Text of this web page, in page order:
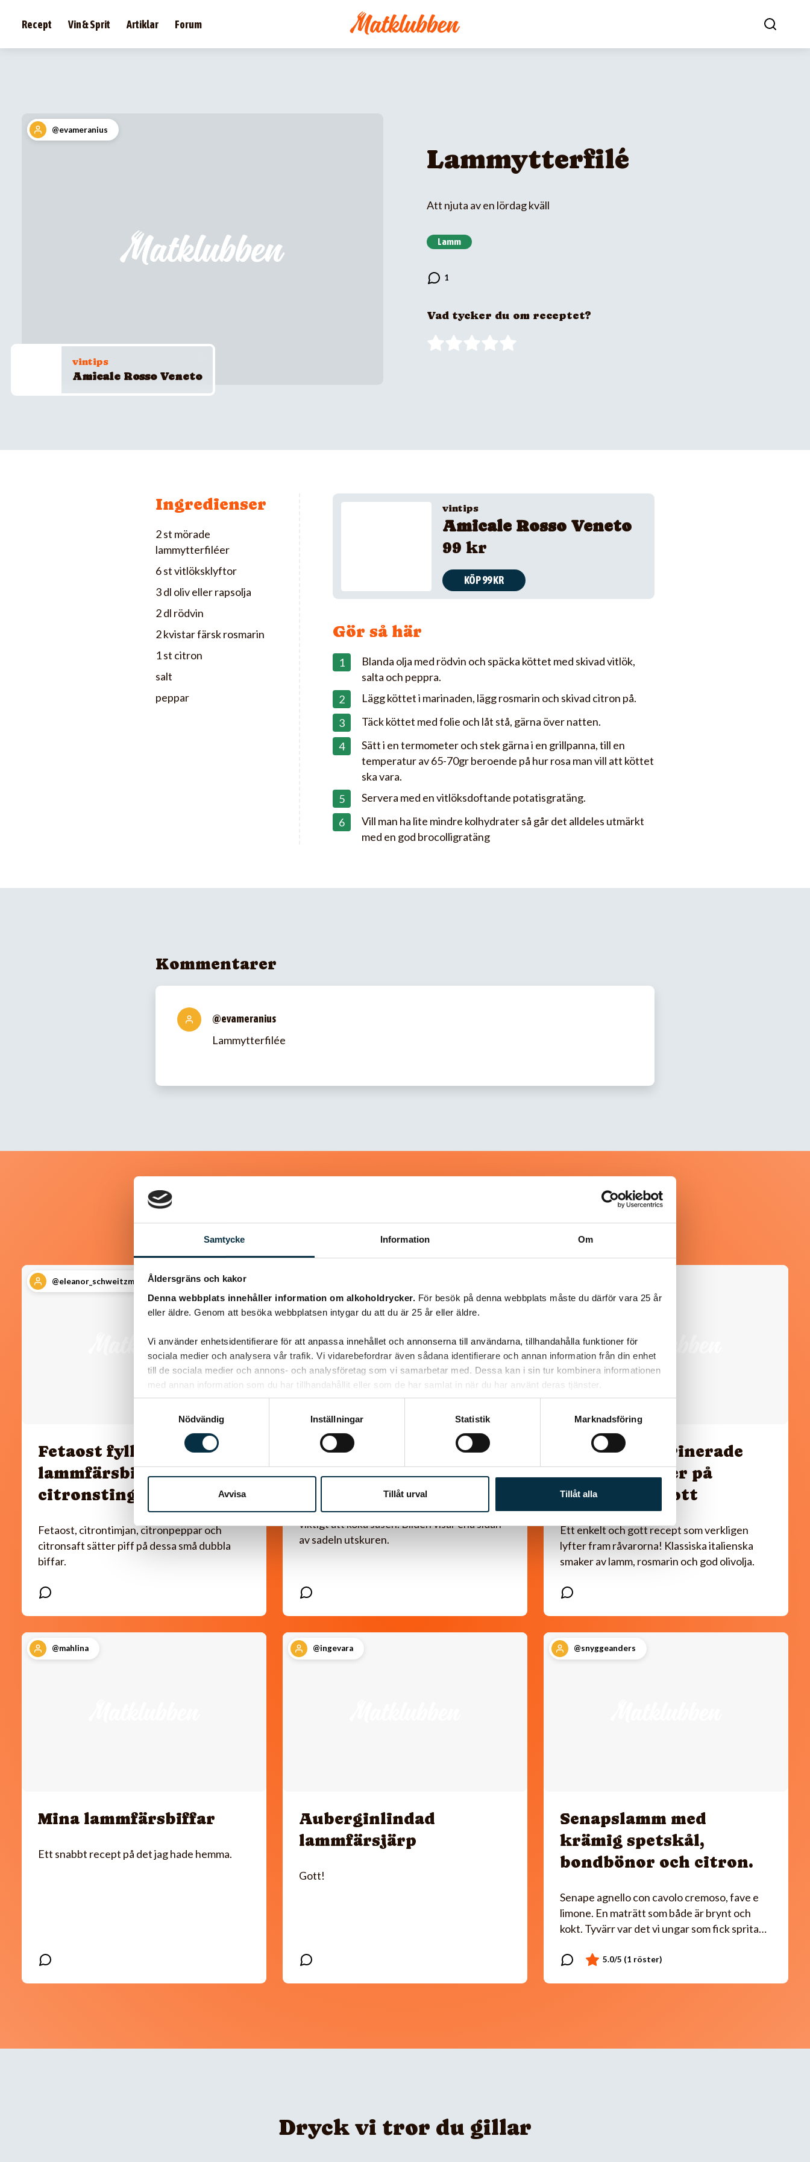
Samtycke Information Om
Åldersgräns och kakor
Denna webbplats innehåller information om alkoholdrycker. För besök på denna webbplats måste du därför vara 25 år
eller äldre. Genom att besöka webbplatsen intygar du att du är 25 år eller äldre.
Vi använder enhetsidentifierare för att anpassa innehållet och annonserna till användarna, tillhandahålla funktioner för
sociala medier och analysera vår trafik. Vi vidarebefordrar även sådana identifierare och annan information från din enhet
till de sociala medier och annons- och analysföretag som vi samarbetar med. Dessa kan i sin tur kombinera informationen
med annan information som du har tillhandahållit eller som de har samlat in när du har använt deras tjänster.
Nödvändig
Inställningar Statistik Marknadsföring
Avvisa Tillåt urval Tillåt alla
Recept Vin & Sprit Artiklar Forum
@evameranius
vintips
Amicale Rosso Veneto
Lammytterfilé
Att njuta av en lördag kväll
Lamm
Vad tycker du om receptet?
Ingredienser
2 st mörade
lammytterfiléer
6 st vitlöksklyftor
3 dl oliv eller rapsolja
2 dl rödvin
2 kvistar färsk rosmarin
1 st citron
salt
peppar
vintips
Amicale Rosso Veneto
99 kr
KÖP 99 KR
Gör så här
Blanda olja med rödvin och späcka köttet med skivad vitlök,
salta och peppra.
Lägg köttet i marinaden, lägg rosmarin och skivad citron på.
Täck köttet med folie och låt stå, gärna över natten.
Sätt i en termometer och stek gärna i en grillpanna, till en
temperatur av 65-70gr beroende på hur rosa man vill att köttet
ska vara.
Servera med en vitlöksdoftande potatisgratäng.
Vill man ha lite mindre kolhydrater så går det alldeles utmärkt
med en god brocolligratäng
Kommentarer
@evameranius
Lammytterfilée
Liknande recept
@eleanor_schweitzmossberg
Fetaost fyllda
lammfärsbiffar med
citronsting
Fetaost, citrontimjan, citronpeppar och
citronsaft sätter piff på dessa små dubbla
biffar.
Marinerad mjukstekt
lammsadel
Använder marinaden i såsen därför är det
viktigt att koka såsen. Bilden visar ena sidan
av sadeln utskuren.
Rosmarinmarinerade
lammkotletter på
potatiskompott
Ett enkelt och gott recept som verkligen
lyfter fram råvarorna! Klassiska italienska
smaker av lamm, rosmarin och god olivolja.
@mahlina
Mina lammfärsbiffar
Ett snabbt recept på det jag hade hemma.
@ingevara
Auberginlindad
lammfärsjärp
Gott!
@snyggeanders
Senapslamm med
krämig spetskål,
bondbönor och citron.
Senape agnello con cavolo cremoso, fave e
limone. En maträtt som både är brynt och
kokt. Tyvärr var det vi ungar som fick sprita…
Dryck vi tror du gillar